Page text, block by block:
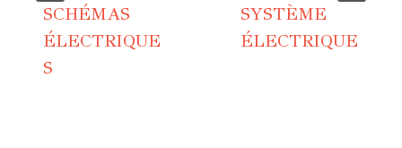
SCHÉMAS
ÉLECTRIQUE
S
SYSTÈME
ÉLECTRIQUE